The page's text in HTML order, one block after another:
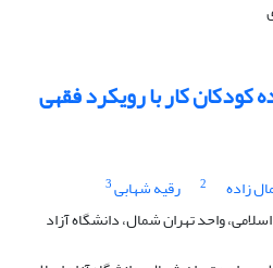
کودکان کار با رویکرد فقهی
زاده 2 رقیه شهابی3
واحد تهران شمال، دانشگاه آزاد